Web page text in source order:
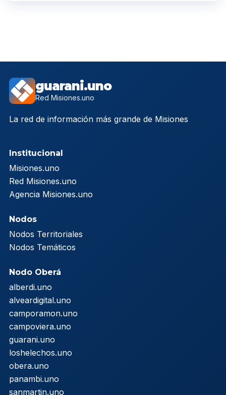
guarani.uno
Red Misiones.uno
La red de información más grande de Misiones
Institucional
Misiones.uno
Red Misiones.uno
Agencia Misiones.uno
Nodos
Nodos Territoriales
Nodos Temáticos
Nodo Oberá
alberdi.uno
alveardigital.uno
camporamon.uno
campoviera.uno
guarani.uno
loshelechos.uno
obera.uno
panambi.uno
sanmartin.uno